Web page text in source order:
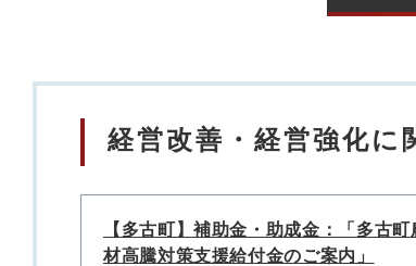
経営改善・経営強化に
【多古町】補助金・助成金：「多古
材高騰対策支援給付金のご案内」